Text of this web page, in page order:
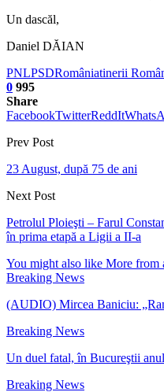
Un dascăl,
Daniel DĂIAN
PNLPSDRomâniatinerii
0 995
Share
FacebookTwitterReddIt
Prev Post
23 August, după 75 de ani
Next Post
Petrolul Ploieşti – Farul
în prima etapă a Ligii a II-a
You might also like More from
Breaking News
(AUDIO) Mircea Baniciu:
Breaking News
Un duel fatal, în Bucureştii
Breaking News